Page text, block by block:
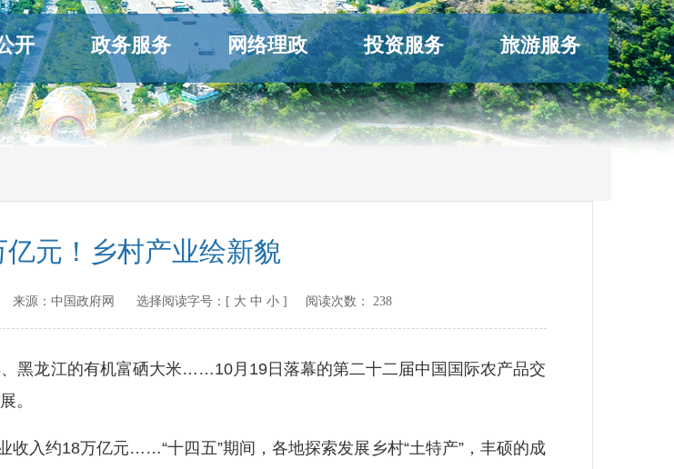
开 政务服务 网络理政 投资服务 旅游服务
亿元！乡村产业绘新貌
来源： 中国政府网 选择阅读字号：[ 大 中 小 ] 阅读次数： 238
龙江的有机富硒大米……10月19日落幕的第二十二届中国国际农产品交
。
入约18万亿元……“十四五”期间，各地探索发展乡村“土特产”，丰硕的成